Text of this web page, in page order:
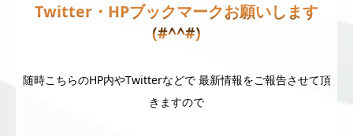
Twitter・HPブックマークお願いします
(#^^#)
随時こちらのHP内やTwitterなどで 最新情報をご報告させて頂
きますので